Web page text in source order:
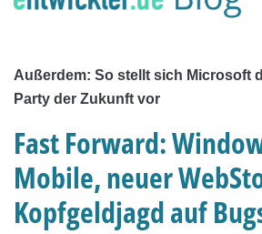
Außerdem: So stellt sich Microsoft
Party der Zukunft vor
Fast Forward:
Mobile, neuer
Kopfgeldjagd auf